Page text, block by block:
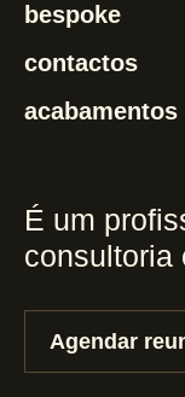
bespoke
contactos
acabamentos
É um
consultoria
Agendar